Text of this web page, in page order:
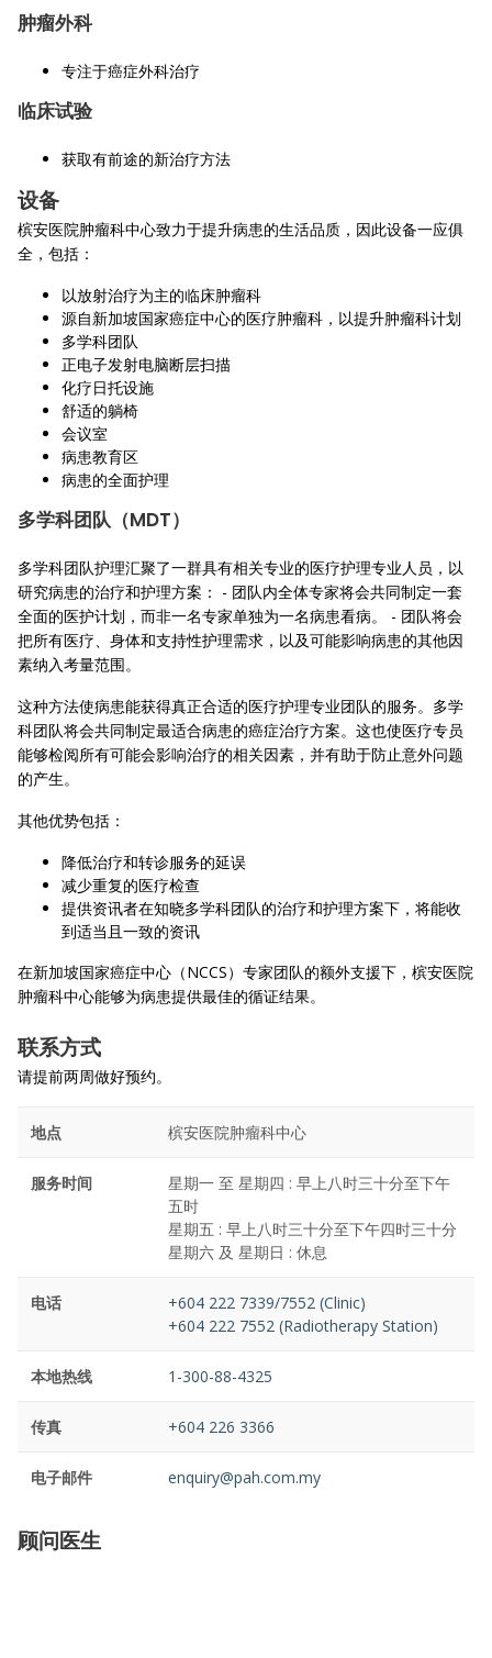
肿瘤外科
专注于癌症外科治疗
临床试验
获取有前途的新治疗方法
设备
槟安医院肿瘤科中心致力于提升病患的生活品质，因此设备一应俱
全，包括：
以放射治疗为主的临床肿瘤科
源自新加坡国家癌症中心的医疗肿瘤科，以提升肿瘤科计划
多学科团队
正电子发射电脑断层扫描
化疗日托设施
舒适的躺椅
会议室
病患教育区
病患的全面护理
多学科团队（MDT）
多学科团队护理汇聚了一群具有相关专业的医疗护理专业人员，以
研究病患的治疗和护理方案： - 团队内全体专家将会共同制定一套
全面的医护计划，而非一名专家单独为一名病患看病。 - 团队将会
把所有医疗、身体和支持性护理需求，以及可能影响病患的其他因
素纳入考量范围。
这种方法使病患能获得真正合适的医疗护理专业团队的服务。多学
科团队将会共同制定最适合病患的癌症治疗方案。这也使医疗专员
能够检阅所有可能会影响治疗的相关因素，并有助于防止意外问题
的产生。
其他优势包括：
降低治疗和转诊服务的延误
减少重复的医疗检查
提供资讯者在知晓多学科团队的治疗和护理方案下，将能收
到适当且一致的资讯
在新加坡国家癌症中心（NCCS）专家团队的额外支援下，槟安医院
肿瘤科中心能够为病患提供最佳的循证结果。
联系方式
请提前两周做好预约。
地点 槟安医院肿瘤科中心
服务时间
星期一 至 星期四 : 早上八时三十分至下午
五时
星期五 : 早上八时三十分至下午四时三十分
星期六 及 星期日 : 休息
电话
+604 222 7339/7552 (Clinic)
+604 222 7552 (Radiotherapy Station)
本地热线 1-300-88-4325
传真 +604 226 3366
电子邮件 enquiry@pah.com.my
顾问医生